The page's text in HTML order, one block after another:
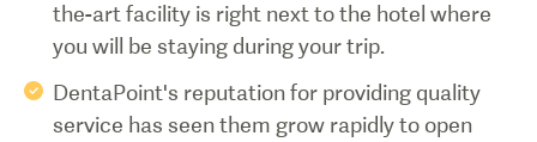
the-art facility is right next to the hotel where
you will be staying during your trip.
DentaPoint's reputation for providing quality
service has seen them grow rapidly to open